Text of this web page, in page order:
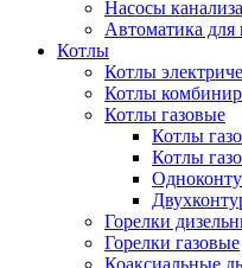
Насосы
Автоматика для
Котлы
Котлы
Котлы
Котлы газовые
Котлы
Котлы
Горелки
Горелки газовые
Коаксиальные